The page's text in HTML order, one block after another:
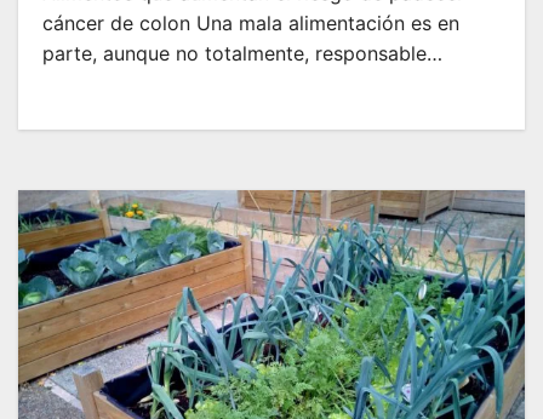
cáncer de colon Una mala alimentación es en
parte, aunque no totalmente, responsable…